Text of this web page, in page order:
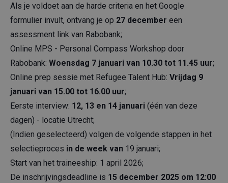
Als je voldoet aan de harde criteria en het Google
formulier invult, ontvang je op 27 december een
assessment link van Rabobank;
Online MPS - Personal Compass Workshop door
Rabobank: Woensdag 7 januari van 10.30 tot 11.45 uur;
Online prep sessie met Refugee Talent Hub: Vrijdag 9
januari van 15.00 tot 16.00 uur;
Eerste interview: 12, 13 en 14 januari (één van deze
dagen) - locatie Utrecht;
(Indien geselecteerd) volgen de volgende stappen in het
selectieproces in de week van 19 januari;
Start van het traineeship: 1 april 2026;
De inschrijvingsdeadline is 15 december 2025 om 12:00